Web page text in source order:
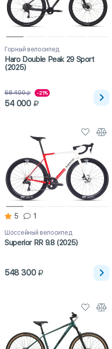
Горный велосипед
Haro Double Peak 29 Sport
(2025)
68 400 -21%
54 000
5 1
Шоссейный велосипед
Superior RR 9.8 (2025)
548 300